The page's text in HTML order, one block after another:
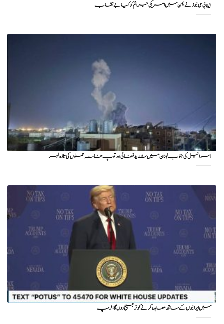
این بی سی نیوز نے یمن میں امریکی جرائم کو کیا بے نقاب
اسرائیل کی جنوب لبنان میں شدید فضائی اور توپ خانہ حملوں کی تازہ لہر
میں ایرانیوں کے ساتھ معاہدہ کرنے کو ترجیح دوں گا : ٹرمپ